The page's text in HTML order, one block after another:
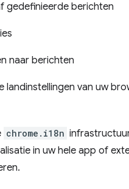
gedefinieerde berichten
naar berichten
landinstellingen van uw
chrome.i18n
in uw hele app of